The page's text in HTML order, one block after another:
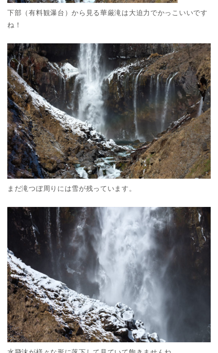
下部（有料観瀑台）から見る華厳滝は大迫力でかっこいいです
ね！
まだ滝つぼ周りには雪が残っています。